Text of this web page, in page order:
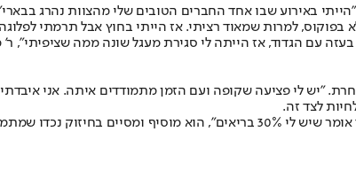
באירוע שבו אחד החברים הטובים שלי מהצוות נהרג
בפוקוס, למרות שמאוד רציתי. אז הייתי בחוץ אבל תרמתי
חיילים שהחליפו אותי בעזה - הם התגייסו במרץ 24' ועכשיו הם בעזה עם הגדוד, אז הייתה
לצד זה.
את דרכו - בדרך שלו.